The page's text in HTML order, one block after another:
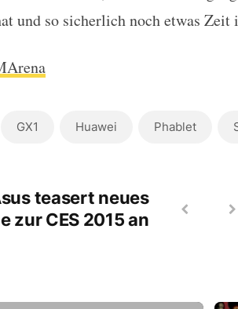
und so sicherlich noch etwas Zeit
GX1 Huawei Phablet
teasert neues
zur CES 2015 an